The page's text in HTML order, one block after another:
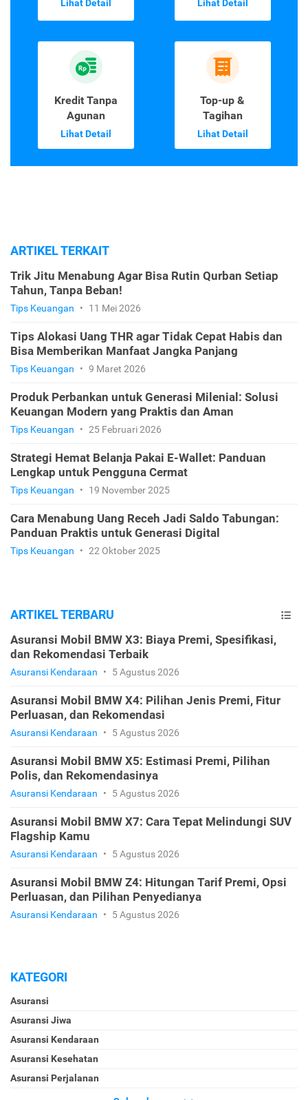
Lihat Detail Lihat Detail
Kredit Tanpa
Agunan
Lihat Detail
Top-up &
Tagihan
Lihat Detail
ARTIKEL TERKAIT
Trik Jitu Menabung Agar Bisa Rutin Qurban Setiap
Tahun, Tanpa Beban!
Tips Keuangan • 11 Mei 2026
Tips Alokasi Uang THR agar Tidak Cepat Habis dan
Bisa Memberikan Manfaat Jangka Panjang
Tips Keuangan • 9 Maret 2026
Produk Perbankan untuk Generasi Milenial: Solusi
Keuangan Modern yang Praktis dan Aman
Tips Keuangan • 25 Februari 2026
Strategi Hemat Belanja Pakai E-Wallet: Panduan
Lengkap untuk Pengguna Cermat
Tips Keuangan • 19 November 2025
Cara Menabung Uang Receh Jadi Saldo Tabungan:
Panduan Praktis untuk Generasi Digital
Tips Keuangan • 22 Oktober 2025
ARTIKEL TERBARU
Asuransi Mobil BMW X3: Biaya Premi, Spesifikasi,
dan Rekomendasi Terbaik
Asuransi Kendaraan • 5 Agustus 2026
Asuransi Mobil BMW X4: Pilihan Jenis Premi, Fitur
Perluasan, dan Rekomendasi
Asuransi Kendaraan • 5 Agustus 2026
Asuransi Mobil BMW X5: Estimasi Premi, Pilihan
Polis, dan Rekomendasinya
Asuransi Kendaraan • 5 Agustus 2026
Asuransi Mobil BMW X7: Cara Tepat Melindungi SUV
Flagship Kamu
Asuransi Kendaraan • 5 Agustus 2026
Asuransi Mobil BMW Z4: Hitungan Tarif Premi, Opsi
Perluasan, dan Pilihan Penyedianya
Asuransi Kendaraan • 5 Agustus 2026
KATEGORI
Asuransi
Asuransi Jiwa
Asuransi Kendaraan
Asuransi Kesehatan
Asuransi Perjalanan